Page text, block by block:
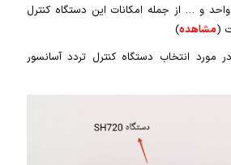
و … از جمله امکانات این دستگاه کنترل
(مشاهده)
مورد انتخاب دستگاه کنترل تردد آسانسور